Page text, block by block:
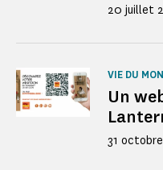
20 juillet
Un
VIE DU
31